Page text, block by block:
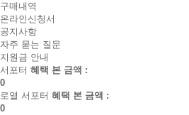
구매내역
온라인신청서
공지사항
자주 묻는 질문
지원금 안내
서포터 혜택 본 금액 :
0
로열 서포터 혜택 본 금액 :
0